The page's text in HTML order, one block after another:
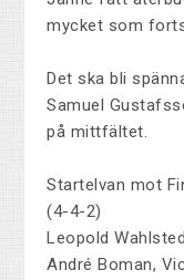
mycket som
Det ska bli
Samuel
på mittfältet.
Startelvan mot
(4-4-2)
Leopold
André Boman,